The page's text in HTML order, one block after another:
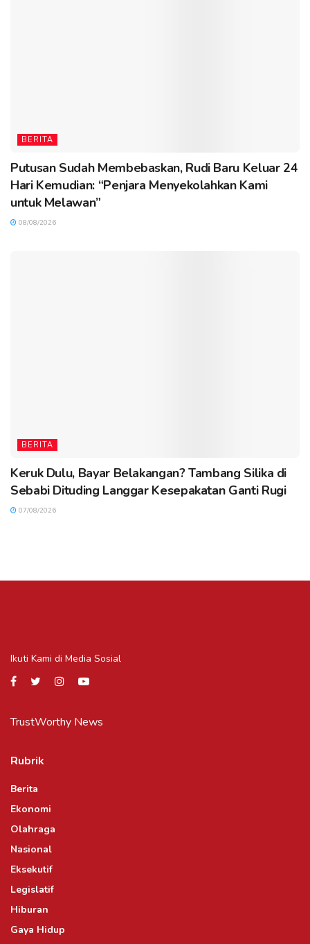
BERITA
Putusan Sudah Membebaskan, Rudi Baru Keluar 24
Hari Kemudian: “Penjara Menyekolahkan Kami
untuk Melawan”
08/08/2026
BERITA
Keruk Dulu, Bayar Belakangan? Tambang Silika di
Sebabi Dituding Langgar Kesepakatan Ganti Rugi
07/08/2026
Ikuti Kami di Media Sosial
TrustWorthy News
Rubrik
Berita
Ekonomi
Olahraga
Nasional
Eksekutif
Legislatif
Hiburan
Gaya Hidup